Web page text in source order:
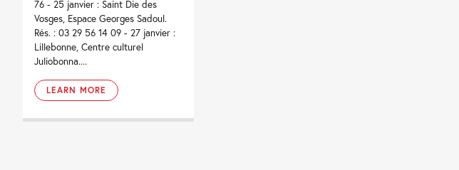
76 - 25 janvier : Saint Die des
Vosges, Espace Georges Sadoul.
Rés. : 03 29 56 14 09 - 27 janvier :
Lillebonne, Centre culturel
Juliobonna....
LEARN MORE